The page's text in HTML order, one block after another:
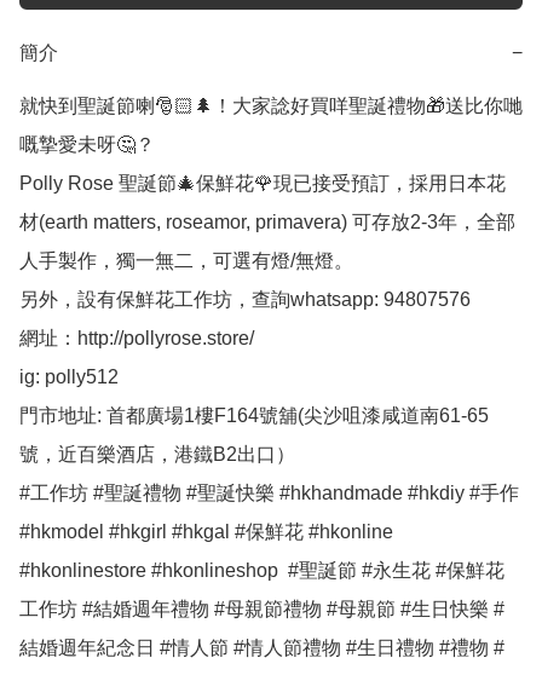
簡介 −
就快到聖誕節喇🎅🏻🌲！大家諗好買咩聖誕禮物🎁送比你哋
嘅摯愛未呀🤔？
Polly Rose 聖誕節🎄保鮮花🌹現已接受預訂，採用日本花
材(earth matters, roseamor, primavera) 可存放2-3年，全部
人手製作，獨一無二，可選有燈/無燈。
另外，設有保鮮花工作坊，查詢whatsapp: 94807576
網址：http://pollyrose.store/
ig: polly512
門市地址: 首都廣場1樓F164號舖(尖沙咀漆咸道南61-65
號，近百樂酒店，港鐵B2出口）
#工作坊 #聖誕禮物 #聖誕快樂 #hkhandmade #hkdiy #手作
#hkmodel #hkgirl #hkgal #保鮮花 #hkonline
#hkonlinestore #hkonlineshop  #聖誕節 #永生花 #保鮮花
工作坊 #結婚週年禮物 #母親節禮物 #母親節 #生日快樂 #
結婚週年紀念日 #情人節 #情人節禮物 #生日禮物 #禮物 #